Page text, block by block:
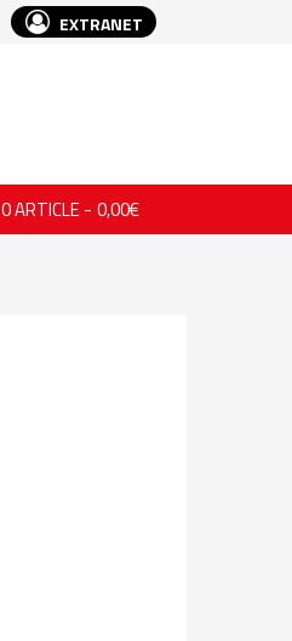
EXTRANET
0 ARTICLE 0,00€